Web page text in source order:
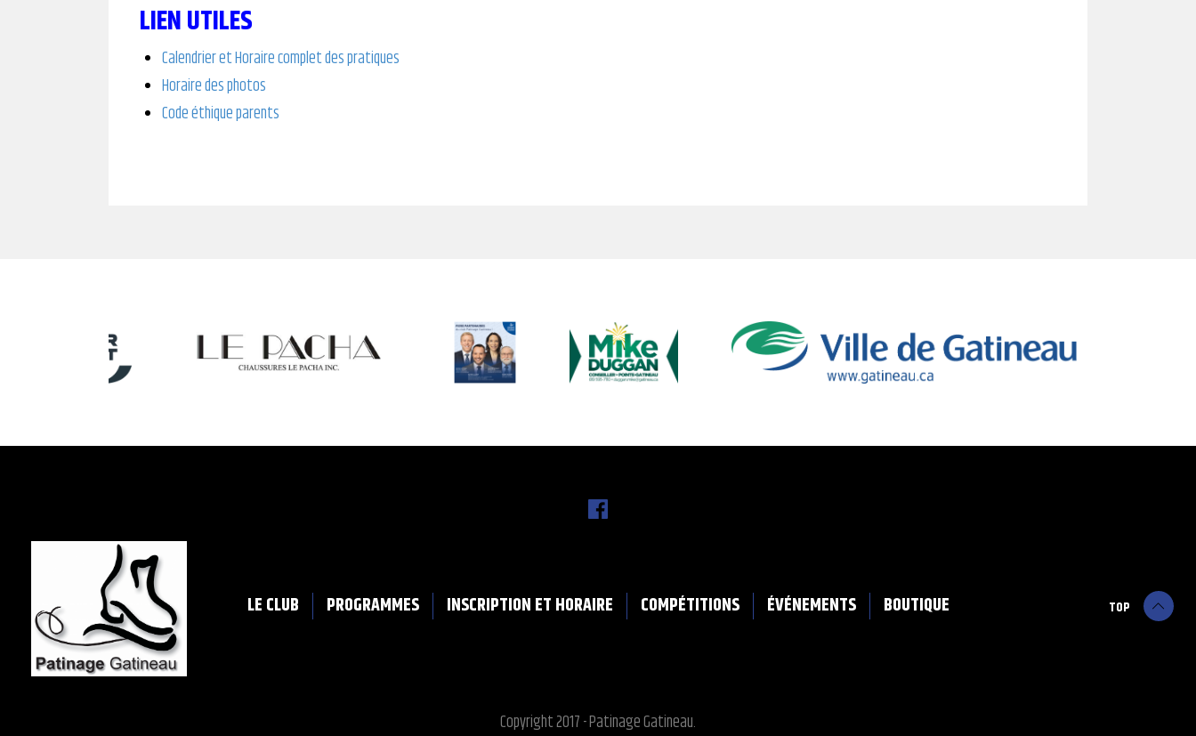
LIEN UTILES
Calendrier et Horaire complet des pratiques
Horaire des photos
Code éthique parents
LE CLUB PROGRAMMES INSCRIPTION ET HORAIRE COMPÉTITIONS ÉVÉNEMENTS BOUTIQUE TOP
Copyright 2017 - Patinage Gatineau.